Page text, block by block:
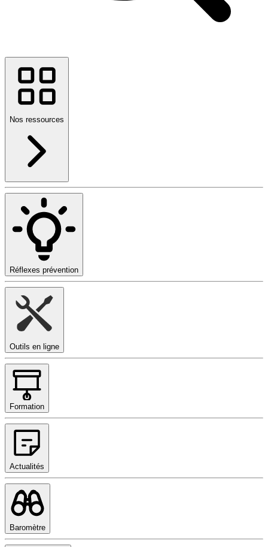
Nos ressources
Réflexes prévention
Outils en ligne
Formation
Actualités
Baromètre